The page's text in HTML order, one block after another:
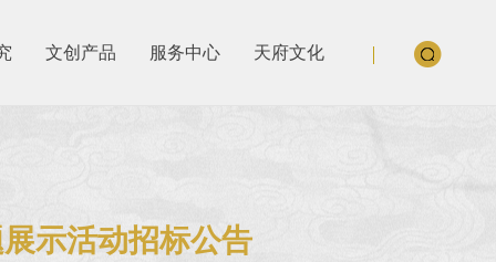
文创产品 服务中心 天府文化
示活动招标公告